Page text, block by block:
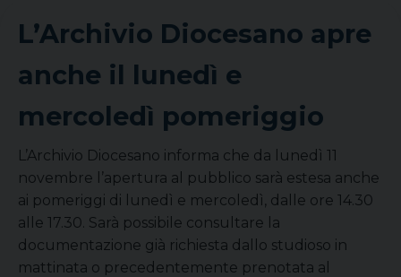
L’Archivio Diocesano apre
anche il lunedì e
mercoledì pomeriggio
L’Archivio Diocesano informa che da lunedì 11
novembre l’apertura al pubblico sarà estesa anche
ai pomeriggi di lunedì e mercoledì, dalle ore 14.30
alle 17.30. Sarà possibile consultare la
documentazione già richiesta dallo studioso in
mattinata o precedentemente prenotata al